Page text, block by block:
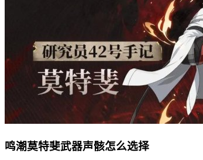
鸣潮莫特斐武器声骸怎么选择